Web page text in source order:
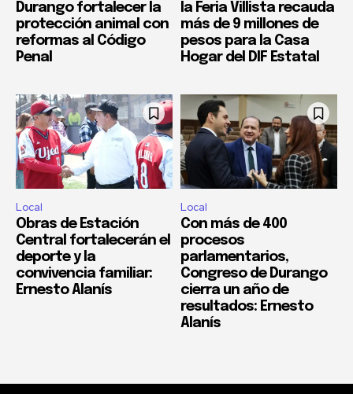
Durango fortalecer la
protección animal con
reformas al Código
Penal
la Feria Villista recauda
más de 9 millones de
pesos para la Casa
Hogar del DIF Estatal
Local
Obras de Estación
Central fortalecerán el
deporte y la
convivencia familiar:
Ernesto Alanís
Local
Con más de 400
procesos
parlamentarios,
Congreso de Durango
cierra un año de
resultados: Ernesto
Alanís